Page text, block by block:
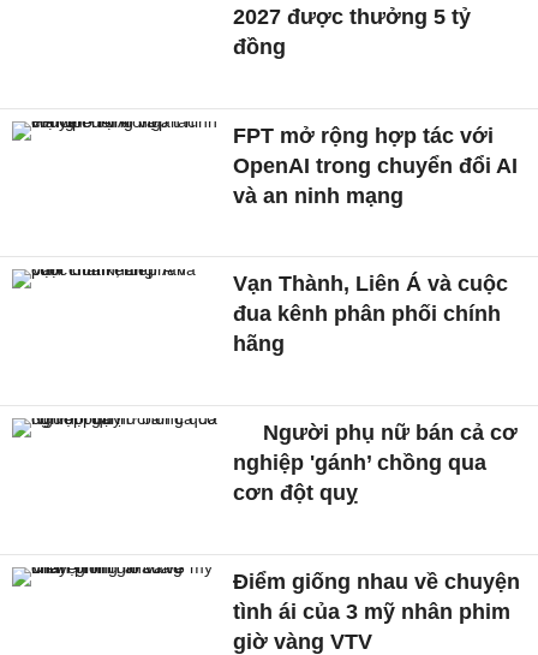
2027 được thưởng 5 tỷ
đồng
FPT mở rộng hợp tác với
OpenAI trong chuyển đổi AI
và an ninh mạng
Vạn Thành, Liên Á và cuộc
đua kênh phân phối chính
hãng
Người phụ nữ bán cả cơ
nghiệp 'gánh’ chồng qua
cơn đột quỵ
Điểm giống nhau về chuyện
tình ái của 3 mỹ nhân phim
giờ vàng VTV